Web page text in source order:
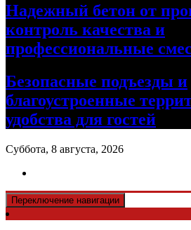
Надежный бетон от
контроль качества и
профессиональные
Безопасные подъезды и
благоустроенные
удобства для гостей
Суббота, 8 августа, 2026
Переключение навигации